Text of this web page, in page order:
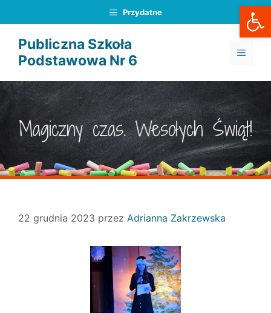
do
treści
Przydatne
Publiczna Szkoła
Podstawowa Nr 6
MENU
Magiczny czas. Wesołych Świąt!
22 grudnia 2023 przez Adrianna Zakrzewska